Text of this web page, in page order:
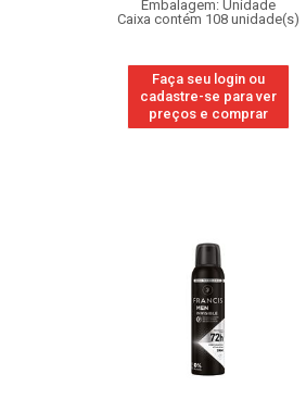
Embalagem: Unidade
Caixa contém 108 unidade(s)
Faça seu login ou
cadastre-se para ver
preços e comprar